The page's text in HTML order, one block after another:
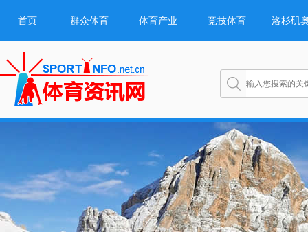
首页 群众体育 体育产业 竞技体育 洛杉矶